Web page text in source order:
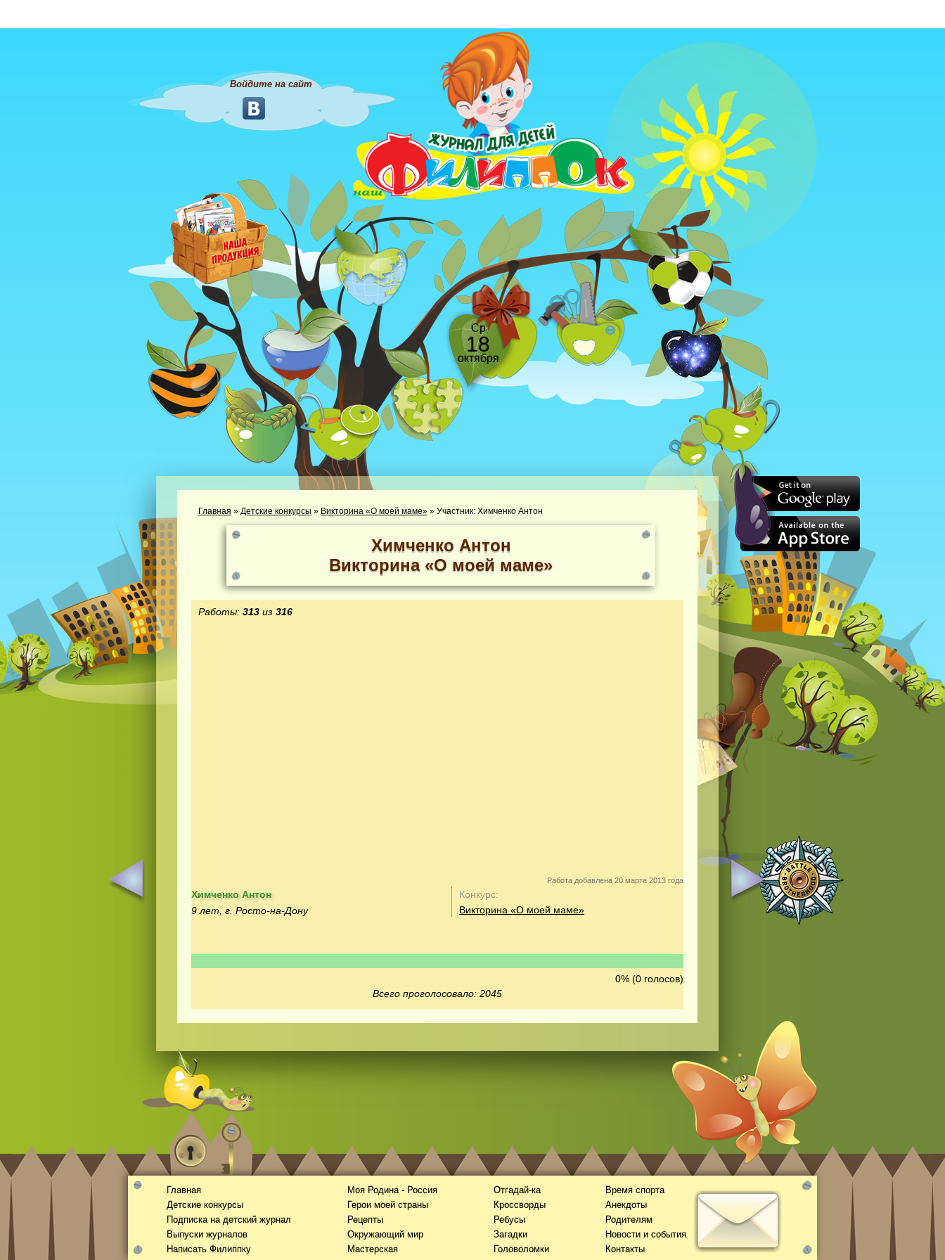
Войдите на сайт
Ср
18
октября
Главная » Детские конкурсы » Викторина «О моей маме» » Участник: Химченко Антон
Химченко Антон
Викторина «О моей маме»
Работы: 313 из 316
Работа добавлена 20 марта 2013 года
Химченко Антон
9 лет, г. Росто-на-Дону
Конкурс:
Викторина «О моей маме»
0% (0 голосов)
Всего проголосовало: 2045
Главная
Детские конкурсы
Подписка на детский журнал
Выпуски журналов
Написать Филиппку
Моя Родина - Россия
Герои моей страны
Рецепты
Окружающий мир
Мастерская
Отгадай-ка
Кроссворды
Ребусы
Загадки
Головоломки
Время спорта
Анекдоты
Родителям
Новости и события
Контакты